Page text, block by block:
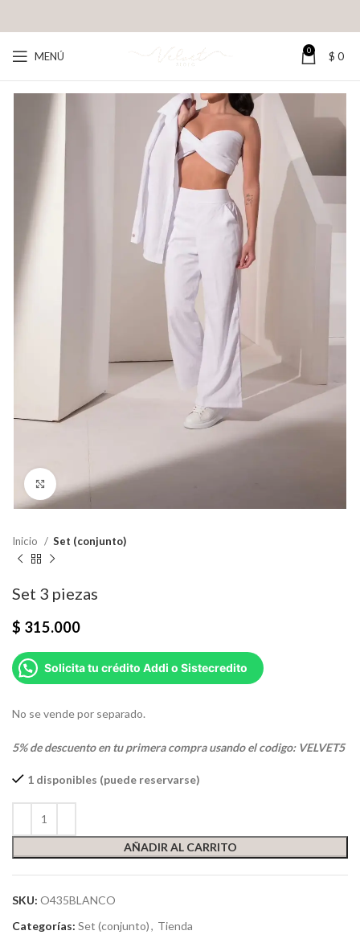
MENÚ 0 $ 0
Click para agrandar
Inicio Set (conjunto)
Set 3 piezas
$ 315.000
Solicita tu crédito Addi o Sistecredito
No se vende por separado.
5% de descuento en tu primera compra usando el codigo: VELVET5
1 disponibles (puede reservarse)
AÑADIR AL CARRITO
SKU: O435BLANCO
Categorías: Set (conjunto), Tienda